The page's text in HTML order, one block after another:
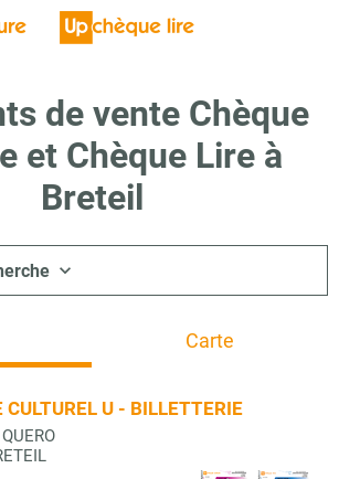
de vente Chèque
et Chèque Lire à
Breteil
Carte
CULTUREL U - BILLETTERIE